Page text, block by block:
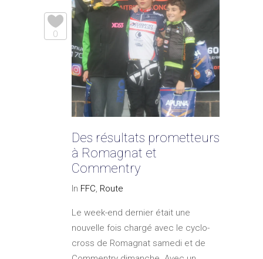
0
Des résultats prometteurs
à Romagnat et
Commentry
In FFC, Route
Le week-end dernier était une
nouvelle fois chargé avec le cyclo-
cross de Romagnat samedi et de